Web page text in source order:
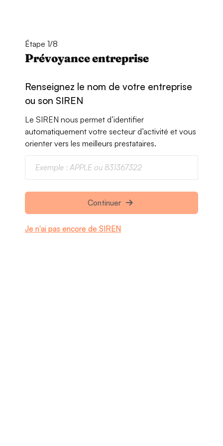
Étape 1/8
Prévoyance entreprise
Renseignez le nom de votre entreprise
ou son SIREN
Le SIREN nous permet d’identifier
automatiquement votre secteur d’activité et vous
orienter vers les meilleurs prestataires.
Continuer
Je n'ai pas encore de SIREN